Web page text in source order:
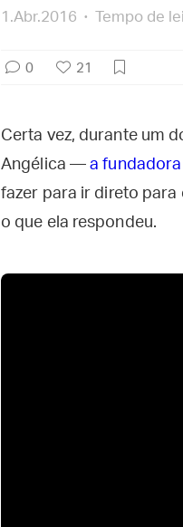
1.Abr.2016
Tempo de
0 21
Certa vez, durante um
Angélica —a
fazer para ir direto para
o que ela respondeu.